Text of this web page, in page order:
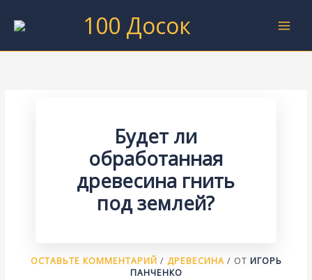
100 Досок
Будет ли
обработанная
древесина гнить
под землей?
ОСТАВЬТЕ КОММЕНТАРИЙ / ДРЕВЕСИНА/ ОТ ИГОРЬ
ПАНЧЕНКО